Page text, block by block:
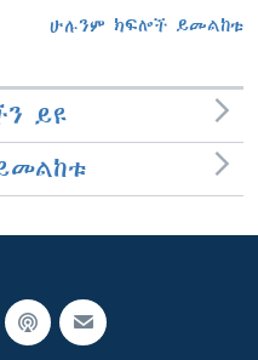
ሁሉንም ክፍሎች ይመልከቱ
ይዩ